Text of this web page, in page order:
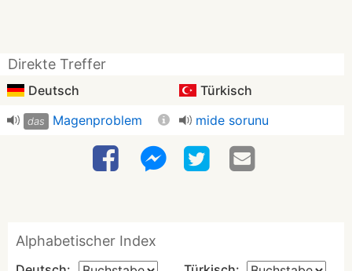
Direkte Treffer
Deutsch Türkisch
das Magenproblem mide sorunu
Alphabetischer Index